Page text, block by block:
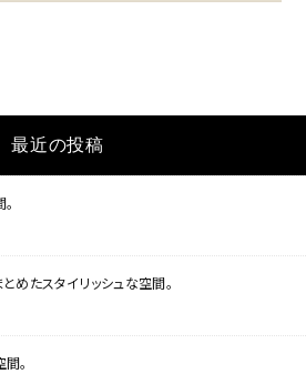
最近の投稿
めたスタイリッシュな空間。
。